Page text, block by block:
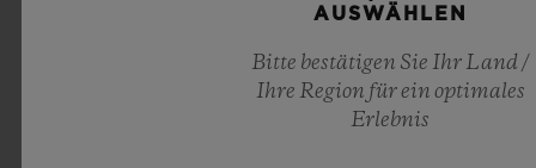
Säulenrad und Datum bei 3 Uhr
AUSWÄHLEN
Bitte bestätigen Sie Ihr Land /
Ihre Region für ein optimales
Erlebnis